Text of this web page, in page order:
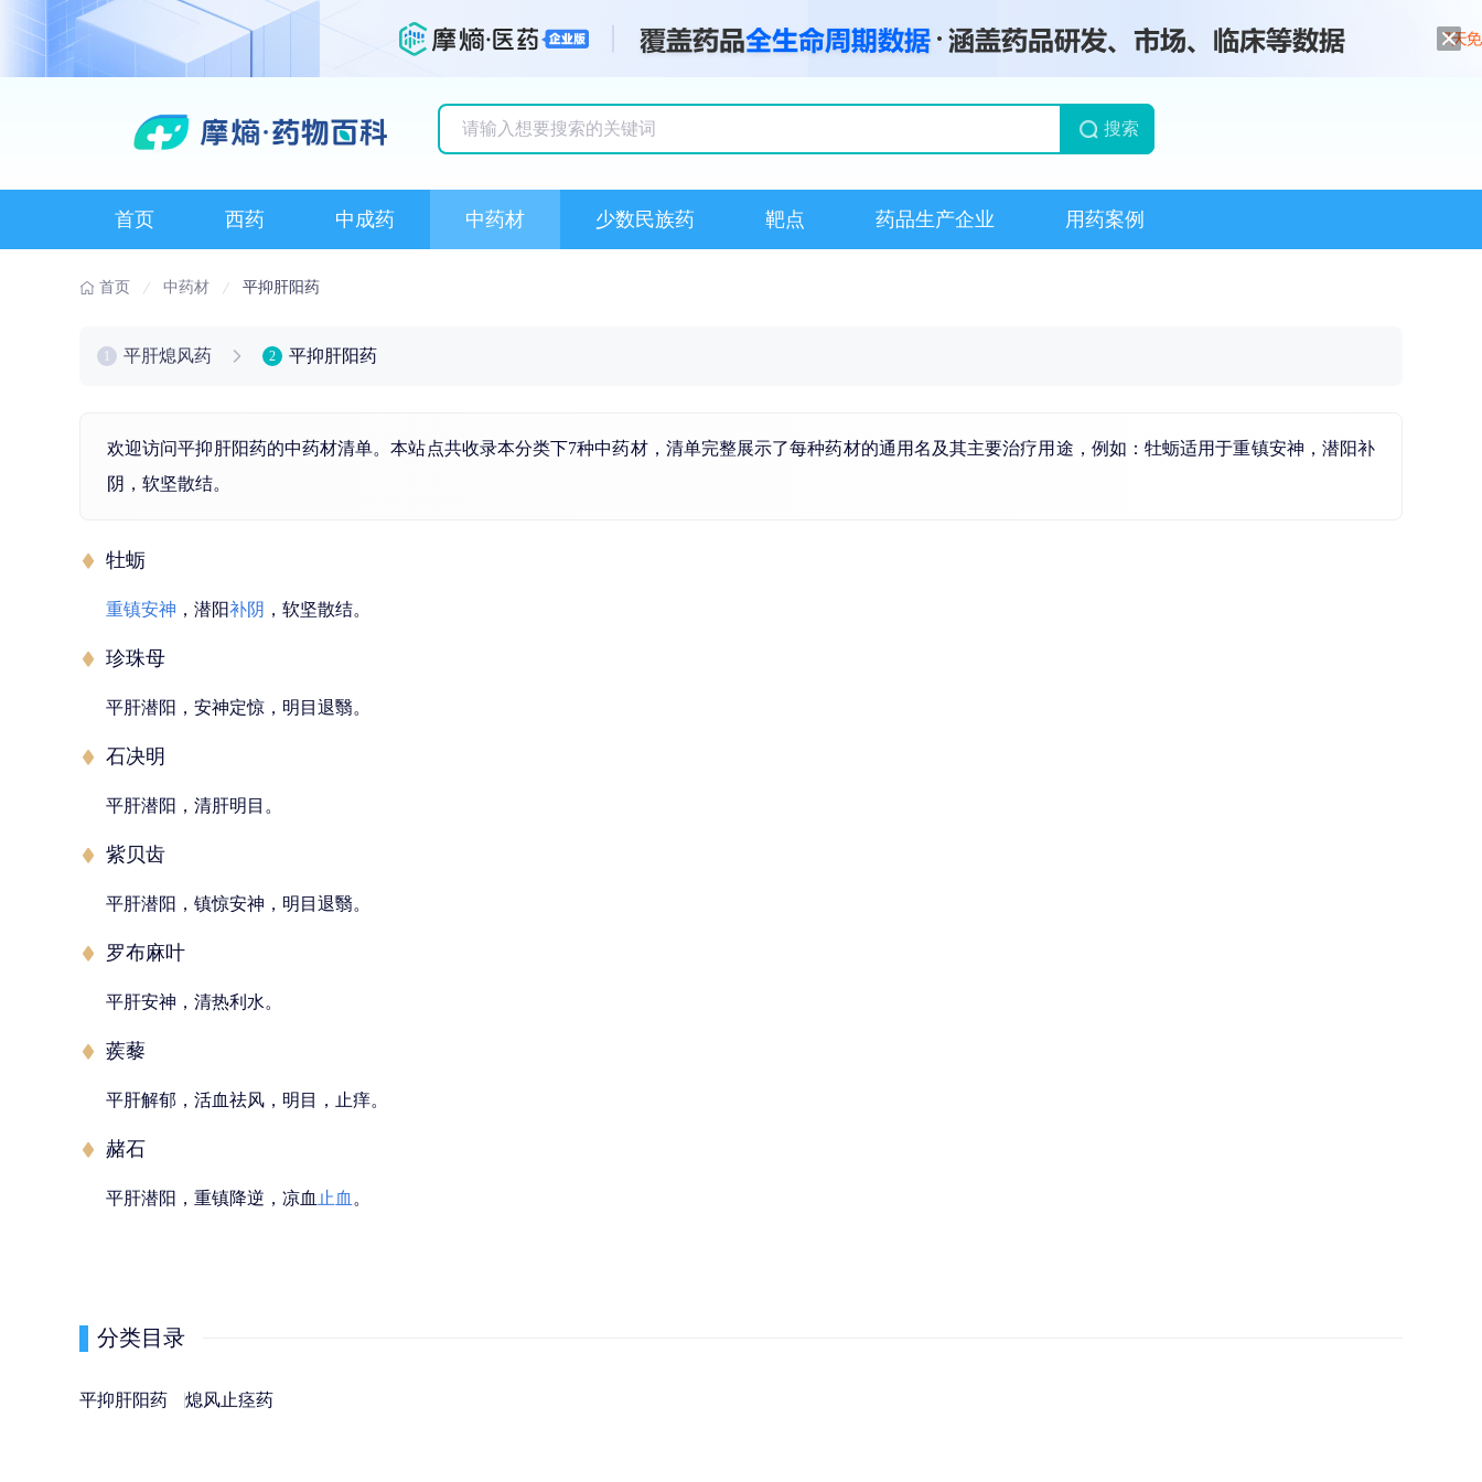
搜索
首页 西药 中成药 中药材 少数民族药 靶点 药品生产企业 用药案例
首页 中药材 平抑肝阳药
平肝熄风药 2 平抑肝阳药
欢迎访问平抑肝阳药的中药材清单。本站点共收录本分类下7种中药材，清单完整展示了每种药材的通用名及其主要治疗用途，例如：牡蛎适用于重镇安神 ，潜阳补
阴 ，软坚散结。
牡蛎
重镇安神 ，潜阳补阴 ，软坚散结。
珍珠母
平肝潜阳，安神定惊，明目退翳。
石决明
平肝潜阳，清肝明目。
紫贝齿
平肝潜阳，镇惊安神，明目退翳。
罗布麻叶
平肝安神，清热利水。
蒺藜
平肝解郁，活血祛风，明目，止痒。
赭石
平肝潜阳，重镇降逆，凉血 止血 。
分类目录
平抑肝阳药 熄风止痉药